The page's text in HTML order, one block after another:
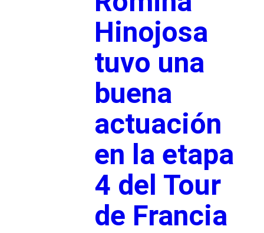
Hinojosa
tuvo una
buena
actuación
en la etapa
4 del Tour
de Francia